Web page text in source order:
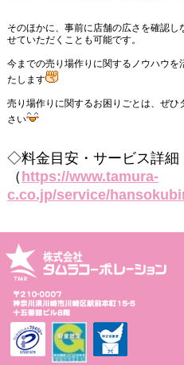
そのほかに、事前に店舗の広さを確認
せていただくことも可能です。
今までの売り場作りに関するノウハウ
たします
売り場作りに関するお困りごとは、ぜ
さい
◇料金目安・サービス詳
（ https://www.tamura-
c.co.jp/service/